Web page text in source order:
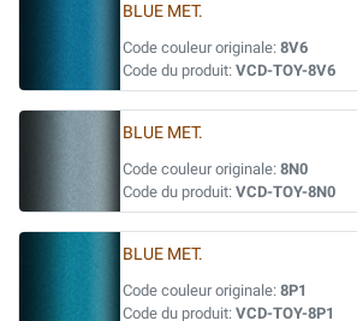
BLUE MET.
Code couleur originale: 8V6
Code du produit: VCD-TOY-8V6
BLUE MET.
Code couleur originale: 8N0
Code du produit: VCD-TOY-8N0
BLUE MET.
Code couleur originale: 8P1
Code du produit: VCD-TOY-8P1